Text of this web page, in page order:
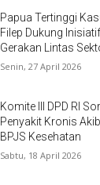
Papua Tertinggi
Filep Dukung
Gerakan Lintas
Senin, 27 April 2026
Komite III DPD RI
Penyakit Kronis
BPJS Kesehatan
Sabtu, 18 April 2026